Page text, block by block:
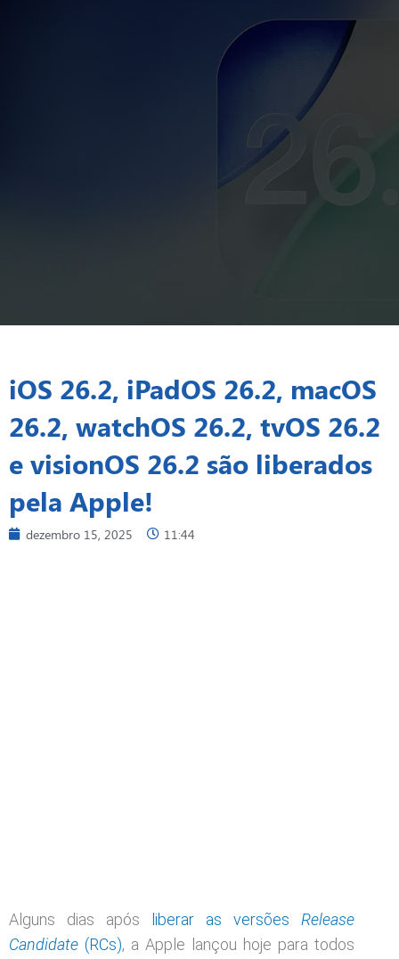
iOS 26.2, iPadOS 26.2, macOS
26.2, watchOS 26.2, tvOS 26.2
e visionOS 26.2 são liberados
pela Apple!
dezembro 15, 2025 11:44
Alguns dias após liberar as versões Release
Candidate (RCs), a Apple lançou hoje para todos